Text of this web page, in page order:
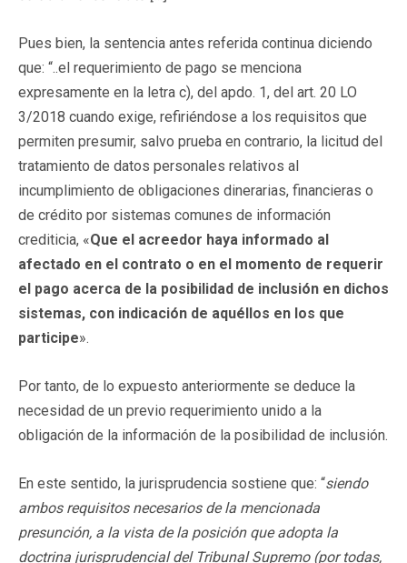
Pues bien, la sentencia antes referida continua diciendo
que: “..el requerimiento de pago se menciona
expresamente en la letra c), del apdo. 1, del art. 20 LO
3/2018 cuando exige, refiriéndose a los requisitos que
permiten presumir, salvo prueba en contrario, la licitud del
tratamiento de datos personales relativos al
incumplimiento de obligaciones dinerarias, financieras o
de crédito por sistemas comunes de información
crediticia, «Que el acreedor haya informado al
afectado en el contrato o en el momento de requerir
el pago acerca de la posibilidad de inclusión en dichos
sistemas, con indicación de aquéllos en los que
participe».
Por tanto, de lo expuesto anteriormente se deduce la
necesidad de un previo requerimiento unido a la
obligación de la información de la posibilidad de inclusión.
En este sentido, la jurisprudencia sostiene que: “siendo
ambos requisitos necesarios de la mencionada
presunción, a la vista de la posición que adopta la
doctrina jurisprudencial del Tribunal Supremo (por todas,